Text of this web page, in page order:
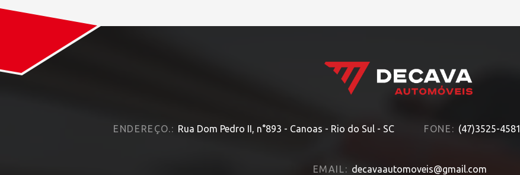
ENDEREÇO.: Rua Dom Pedro II, n°893 - Canoas - Rio do Sul - SC FONE: (47)3525-4581
EMAIL: decavaautomoveis@gmail.com